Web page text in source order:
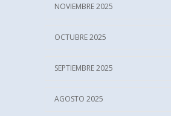
NOVIEMBRE 2025
OCTUBRE 2025
SEPTIEMBRE 2025
AGOSTO 2025